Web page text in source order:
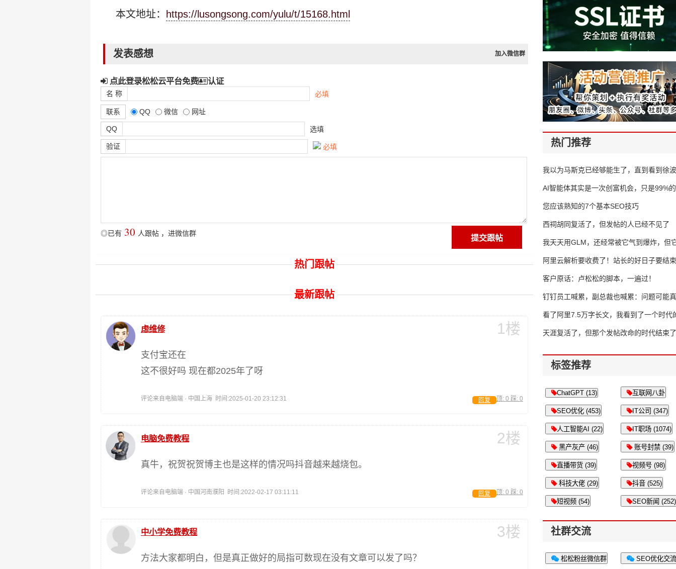
本文地址： https://lusongsong.com/yulu/t/15168.html
发表感想 加入微信群
点此登录松松云平台免费 认证
名 称 必填
联系 QQ 微信 网址
QQ 选填
验证 必填
◎已有 30 人跟帖 ， 进微信群
热门跟帖
最新跟帖
1楼
虑维修
支付宝还在
这不很好吗 现在都2025年了呀
评论来自电脑端 · 中国上海 时间:2025-01-20 23:12:31 顶: 0 踩: 0
回复
2楼
电脑免费教程
真牛，祝贺祝贺博主也是这样的情况吗抖音越来越烧包。
评论来自电脑端 · 中国河南濮阳 时间:2022-02-17 03:11:11 顶: 0 踩: 0
回复
3楼
中小学免费教程
方法大家都明白，但是真正做好的局指可数现在没有文章可以发了吗？
热门推荐
我以为马斯克已经够能生了，直到看到
AI智能体其实是一次创富机会，只是99%
错过了
您应该熟知的7个基本SEO技巧
西祠胡同复活了，但发帖的人已经不见了
我天天用GLM，还经常被它气到爆炸，但
16万亿
阿里云解析要收费了！站长的好日子要结
客户原话：卢松松的脚本，一遍过！
钉钉员工喊累，副总裁也喊累：问题可能
了
看了阿里7.5万字长文，我看到了一个时代
天涯复活了，但那个发帖改命的时代结束了
标签推荐
ChatGPT (13) 互联网八卦
SEO优化 (453) IT公司 (347)
人工智能AI (22) IT职场 (1074)
黑产灰产 (46) 账号封禁 (39)
直播带货 (39) 视频号 (98)
科技大佬 (29) 抖音 (525)
短视频 (54) SEO新闻 (252)
社群交流
松松粉丝微信群 SEO优化交